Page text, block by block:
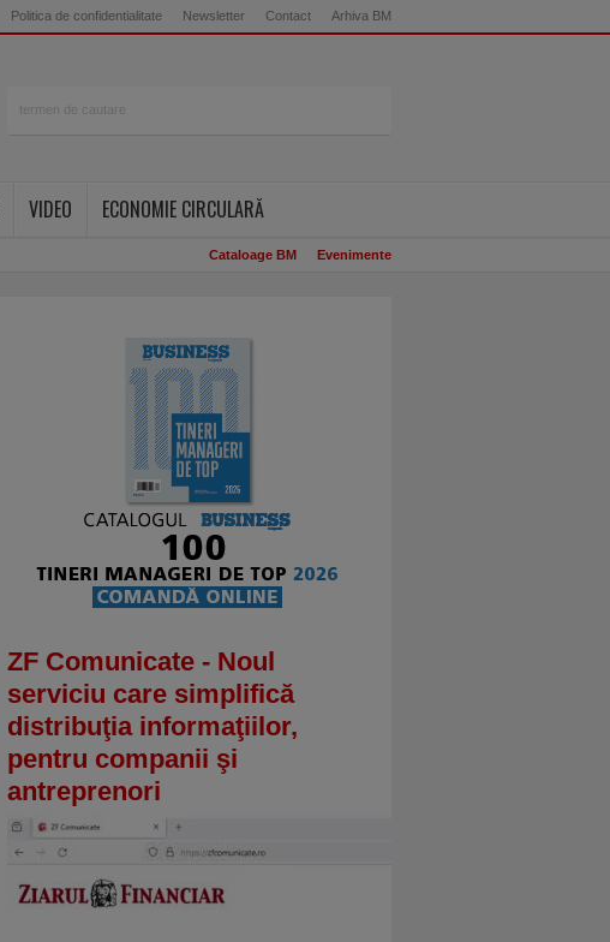
Politica de confidentialitate Newsletter Contact Arhiva BM
VIDEO
ECONOMIE CIRCULARĂ
Cataloage BM Evenimente
ZF Comunicate - Noul
serviciu care simplifică
distribuţia informaţiilor,
pentru companii şi
antreprenori